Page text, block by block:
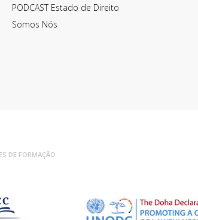
PODCAST Estado de Direito
Somos Nós
DE FORMAÇÃO